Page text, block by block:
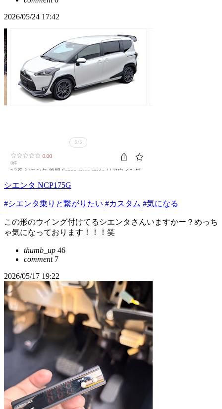
2026/05/24 17:42
シエンタ NCP175G
#シエンタ乗りと繋がりたい #カスタム #気になる
この形のウイング付けてるシエンタさんいますかー？めっち
ゃ気になっております！！！笑
thumb_up 46
comment7
2026/05/17 19:22